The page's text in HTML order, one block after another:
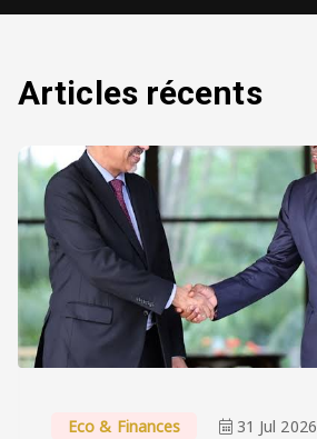
Articles récents
Eco & Finances 31 Jul 2026